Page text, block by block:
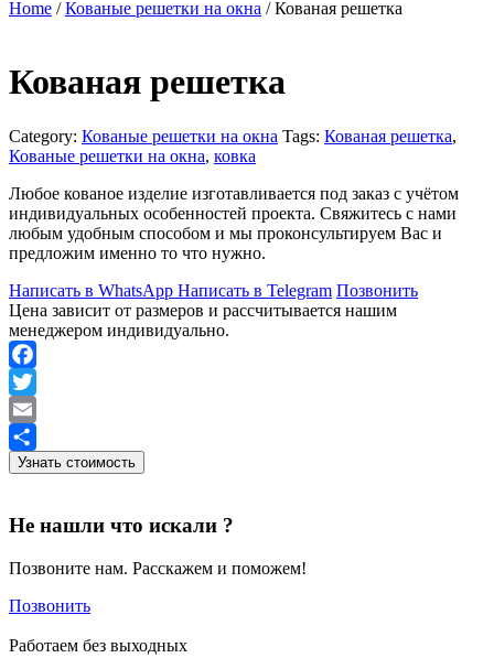
Home /Кованые решетки на окна / Кованая решетка
Кованая решетка
Category: Кованые решетки на окна Tags: Кованая решетка,
Кованые решетки на окна, ковка
Любое кованое изделие изготавливается под заказ с учётом
индивидуальных особенностей проекта. Свяжитесь с нами
любым удобным способом и мы проконсультируем Вас и
предложим именно то что нужно.
Написать в WhatsApp Написать в Telegram Позвонить
Цена зависит от размеров и рассчитывается нашим
менеджером индивидуально.
Facebook
Twitter
Email
Отправить
Узнать стоимость
Не нашли что искали ?
Позвоните нам. Расскажем и поможем!
Позвонить
Работаем без выходных